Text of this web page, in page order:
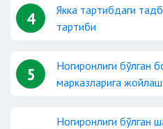
4
Якка тартибдаги
тартиби
5
Ногиронлиги бўлган
марказларига
Ногиронлиги бўлган